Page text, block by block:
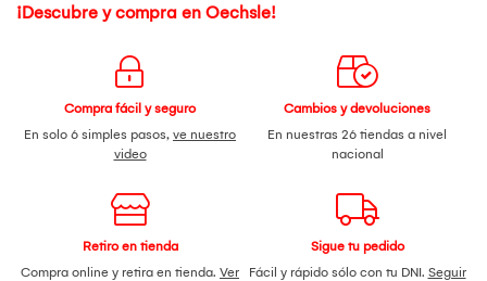
¡Descubre y compra en Oechsle!
Compra fácil y seguro
En solo 6 simples pasos, ve nuestro
video
Cambios y devoluciones
En nuestras 26 tiendas a nivel
nacional
Retiro en tienda
Compra online y retira en tienda. Ver
Sigue tu pedido
Fácil y rápido sólo con tu DNI. Seguir